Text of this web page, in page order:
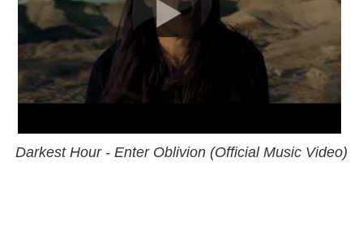
Darkest Hour - Enter Oblivion (Official Music Video)